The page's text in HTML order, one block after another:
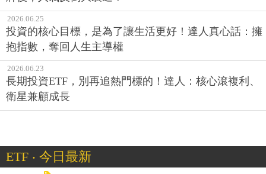
2026.06.25
投資的核心目標，是為了讓生活更好！達人真心話：擁
抱指數，奪回人生主導權
2026.06.23
長期投資ETF，別再追熱門標的！達人：核心滾複利、
衛星兼顧成長
ETF ‧ 今日最新